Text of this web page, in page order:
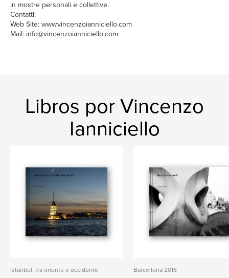
in mostre personali e collettive.
Contatti:
Web Site: www.vincenzoianniciello.com
Mail: info@vincenzoianniciello.com
Libros por Vincenzo
Ianniciello
Istanbul, tra oriente e occidente Barcellona 2016